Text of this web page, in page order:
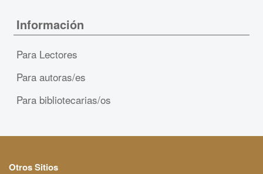
Información
Para Lectores
Para autoras/es
Para bibliotecarias/os
Otros Sitios